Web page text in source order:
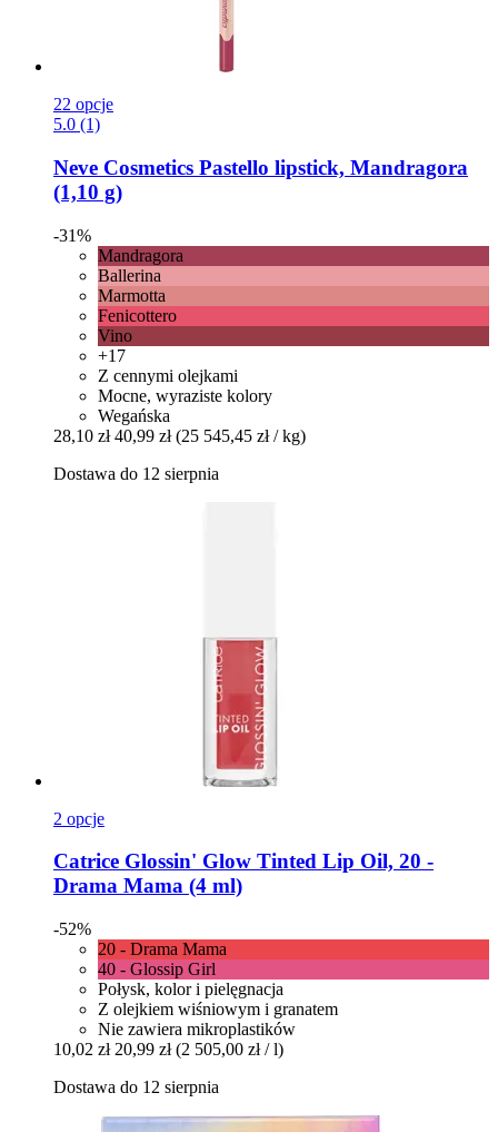
22 opcje
5.0 (1)
Neve Cosmetics Pastello lipstick, Mandragora
(1,10 g)
-31%
Mandragora
Ballerina
Marmotta
Fenicottero
Vino
+17
Z cennymi olejkami
Mocne, wyraziste kolory
Wegańska
28,10 zł 40,99 zł (25 545,45 zł / kg)
Dostawa do 12 sierpnia
2 opcje
Catrice Glossin' Glow Tinted Lip Oil, 20 -​
Drama Mama (4 ml)
-52%
20 - Drama Mama
40 - Glossip Girl
Połysk, kolor i pielęgnacja
Z olejkiem wiśniowym i granatem
Nie zawiera mikroplastików
10,02 zł 20,99 zł (2 505,00 zł / l)
Dostawa do 12 sierpnia